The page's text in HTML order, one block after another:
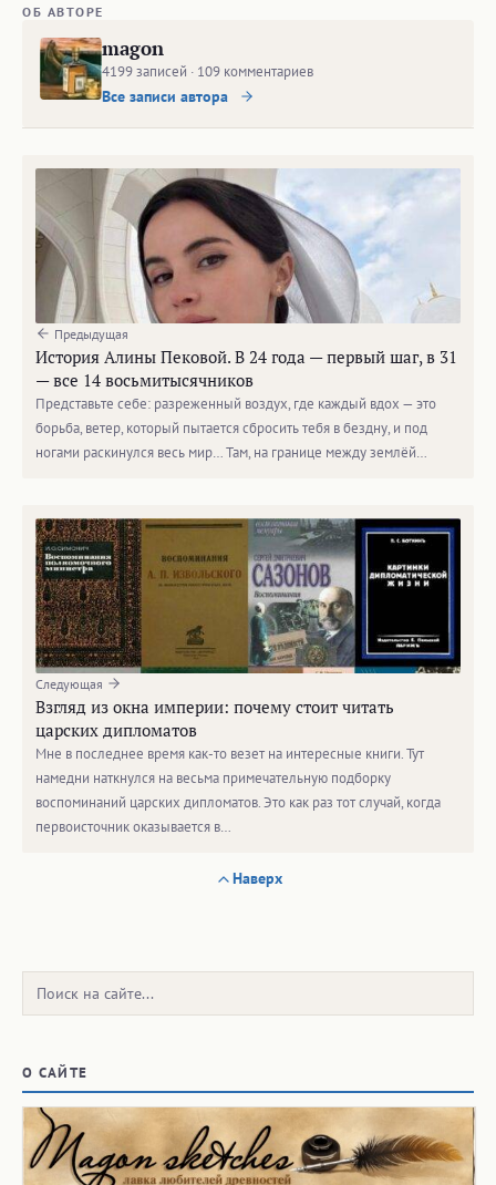
ОБ АВТОРЕ
magon
4199 записей · 109 комментариев
Все записи автора
Предыдущая
История Алины Пековой. В 24 года — первый шаг, в 31
— все 14 восьмитысячников
Представьте себе: разреженный воздух, где каждый вдох — это
борьба, ветер, который пытается сбросить тебя в бездну, и под
ногами раскинулся весь мир… Там, на границе между землёй…
Следующая
Взгляд из окна империи: почему стоит читать
царских дипломатов
Мне в последнее время как-то везет на интересные книги. Тут
намедни наткнулся на весьма примечательную подборку
воспоминаний царских дипломатов. Это как раз тот случай, когда
первоисточник оказывается в…
Наверх
Поиск:
О САЙТЕ